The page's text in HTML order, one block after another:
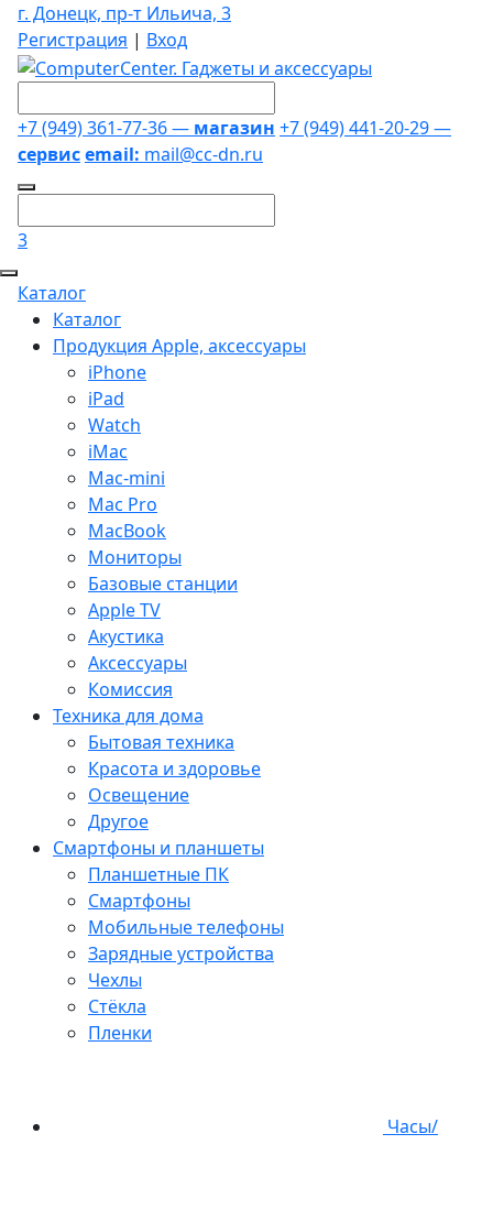
г. Донецк, пр-т Ильича, 3
Регистрация | Вход
+7 (949) 361-77-36 — магазин +7 (949) 441-20-29 —
сервисemail: mail@cc-dn.ru
3
Каталог
Каталог
Продукция Apple, аксессуары
iPhone
iPad
Watch
iMac
Mac-mini
Mac Pro
MacBook
Мониторы
Базовые станции
Apple TV
Акустика
Аксессуары
Комиссия
Техника для дома
Бытовая техника
Красота и здоровье
Освещение
Другое
Смартфоны и планшеты
Планшетные ПК
Смартфоны
Мобильные телефоны
Зарядные устройства
Чехлы
Стёкла
Пленки
Часы/